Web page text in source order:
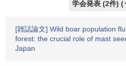
学会発表 (2件) (
[雑誌論文] Wild boar population
forest: the crucial role of mast
Japan